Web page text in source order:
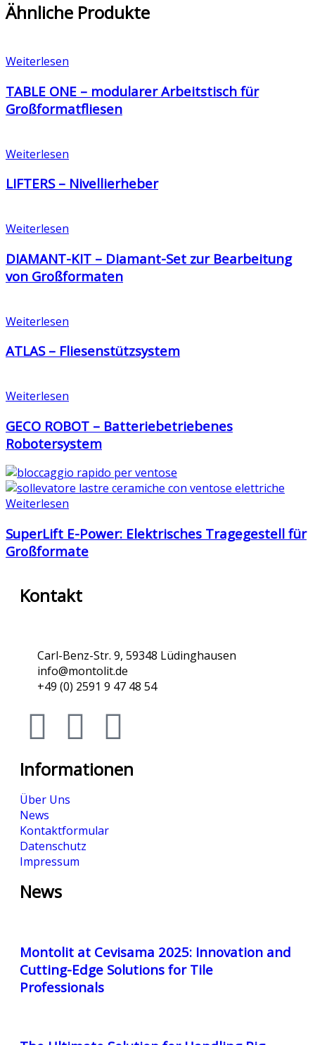
Ähnliche Produkte
Weiterlesen
TABLE ONE – modularer Arbeitstisch für
Großformatfliesen
Weiterlesen
LIFTERS – Nivellierheber
Weiterlesen
DIAMANT-KIT – Diamant-Set zur Bearbeitung
von Großformaten
Weiterlesen
ATLAS – Fliesenstützsystem
Weiterlesen
GECO ROBOT – Batteriebetriebenes
Robotersystem
Weiterlesen
SuperLift E-Power: Elektrisches Tragegestell für
Großformate
Kontakt
Carl-Benz-Str. 9, 59348 Lüdinghausen
info@montolit.de
+49 (0) 2591 9 47 48 54
Informationen
Über Uns
News
Kontaktformular
Datenschutz
Impressum
News
Montolit at Cevisama 2025: Innovation and
Cutting-Edge Solutions for Tile
Professionals